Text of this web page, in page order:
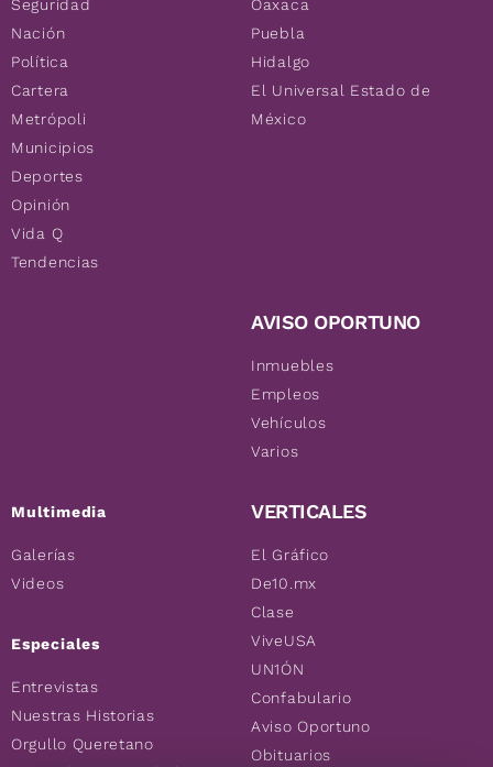
Seguridad
Nación
Política
Cartera
Metrópoli
Municipios
Deportes
Opinión
Vida Q
Tendencias
Multimedia
Galerías
Videos
Especiales
Entrevistas
Nuestras Historias
Orgullo Queretano
Oaxaca
Puebla
Hidalgo
El Universal Estado de
México
AVISO OPORTUNO
Inmuebles
Empleos
Vehículos
Varios
VERTICALES
El Gráfico
De10.mx
Clase
ViveUSA
UN1ÓN
Confabulario
Aviso Oportuno
Obituarios